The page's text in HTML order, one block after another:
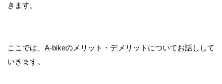
きます。
ここでは、A-bikeのメリット・デメリットについてお話しして
いきます。